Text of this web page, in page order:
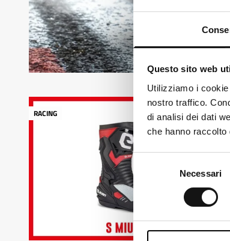
Questo sito web
Utilizziamo i
nostro traffico.
di analisi dei dati
che hanno
del
consenso
Necessari
RACING